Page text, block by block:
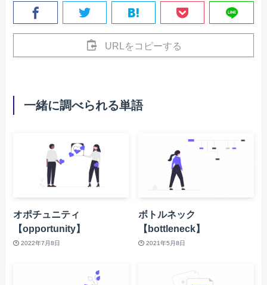
URLをコピーする
一緒に調べられる単語
オポチュニティ
【opportunity】
2022年7月8日
ボトルネック
【bottleneck】
2021年5月8日